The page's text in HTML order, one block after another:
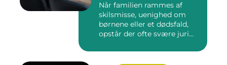
Når familien rammes af
skilsmisse, uenighed om
børnene eller et dødsfald,
opstår der ofte svære juri...